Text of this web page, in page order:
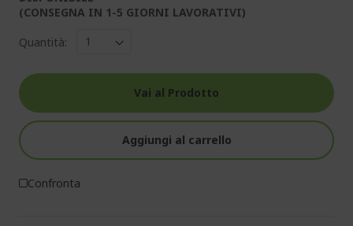
(CONSEGNA IN 1-5 GIORNI LAVORATIVI)
Quantità:
Vai al Prodotto
Aggiungi al carrello
Confronta